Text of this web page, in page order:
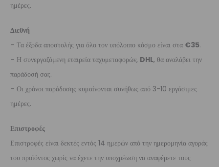
ημέρες.
Διεθνή
– Τα έξοδα αποστολής για όλο τον υπόλοιπο κόσμο είναι στα €35.
– Η συνεργαζόμενη εταιρεία ταχυμεταφορών, DHL, θα αναλάβει την
παράδοσή σας.
– Οι χρόνοι παράδοσης κυμαίνονται συνήθως από 3-10 εργάσιμες
ημέρες.
Επιστροφές
Επιστροφές είναι δεκτές εντός 14 ημερών από την ημερομηνία αγοράς
του προϊόντος χωρίς να έχετε την υποχρέωση να αναφέρετε τους